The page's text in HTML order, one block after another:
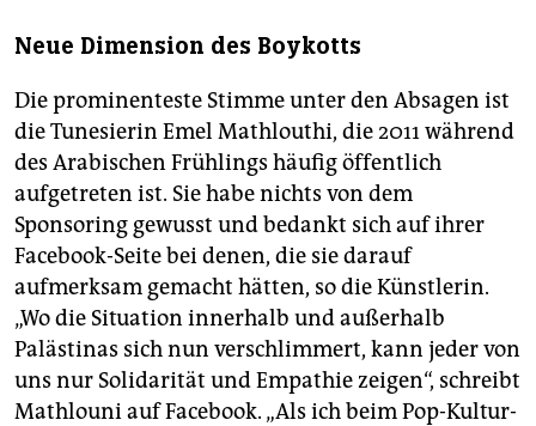
Neue Dimension des Boykotts
Die prominenteste Stimme unter den Absagen ist
die Tunesierin Emel Mathlouthi, die 2011 während
des Arabischen Frühlings häufig öffentlich
aufgetreten ist. Sie habe nichts von dem
Sponsoring gewusst und bedankt sich auf ihrer
Facebook-Seite bei denen, die sie darauf
aufmerksam gemacht hätten, so die Künstlerin.
„Wo die Situation innerhalb und außerhalb
Palästinas sich nun verschlimmert, kann jeder von
uns nur Solidarität und Empathie zeigen“, schreibt
Mathlouni auf Facebook. „Als ich beim Pop-Kultur-